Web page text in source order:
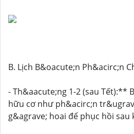
B. Lịch B&oacute;n Ph&acirc;n
- Th&aacute;ng 1-2 (sau Tết):**
hữu cơ như ph&acirc;n
g&agrave; hoai để phục hồi sau